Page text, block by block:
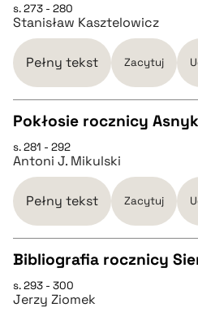
pobierz cytat
CZYSTY TEKST
pobierz cytat
BIBTEX
pobierz cytat
s. 273 - 280
Stanisław Kasztelowicz
Pełny tekst Zacytuj
CZYSTY TEKST
pobierz cytat
BIBTEX
pobierz cytat
Pokłosie rocznicy
s. 281 - 292
Antoni J. Mikulski
Pełny tekst Zacytuj
CZYSTY TEKST
Bibliografia rocznicy
s. 293 - 300
Jerzy Ziomek